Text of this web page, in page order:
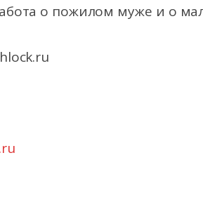
о пожилом муже и о